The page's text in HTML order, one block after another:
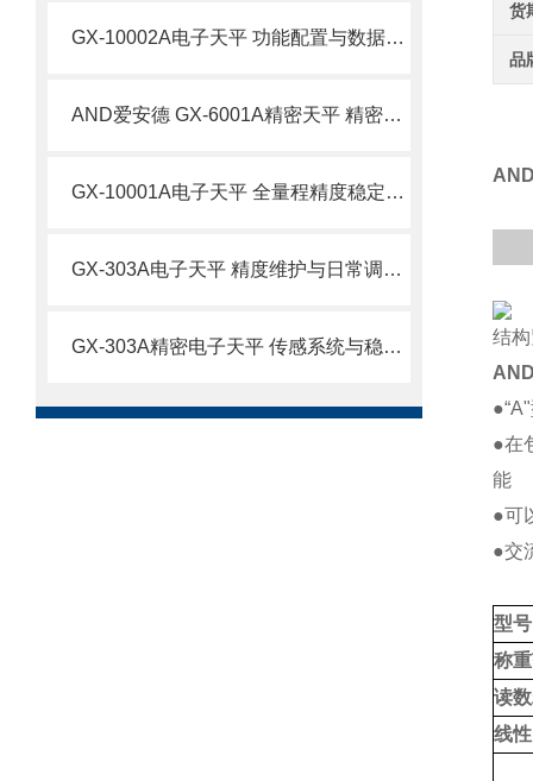
GX-10002A电子天平 功能配置与数据精准控制技术
AND爱安德 GX-6001A精密天平 精密科研与品质质检场景应用技术
GX-10001A电子天平 全量程精度稳定控制与运维技术
GX-303A电子天平 精度维护与日常调校技术要点
GX-303A精密电子天平 传感系统与稳定性技术原理
货
品
结
●在
能
●可
●交
型号
称
读
线性